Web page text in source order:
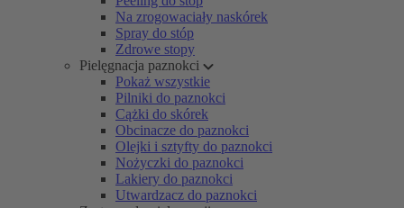
Na zrogowaciały naskórek
Spray do stóp
Zdrowe stopy
Pielęgnacja paznokci
Pokaż wszystkie
Pilniki do paznokci
Cążki do skórek
Obcinacze do paznokci
Olejki i sztyfty do paznokci
Nożyczki do paznokci
Lakiery do paznokci
Utwardzacz do paznokci